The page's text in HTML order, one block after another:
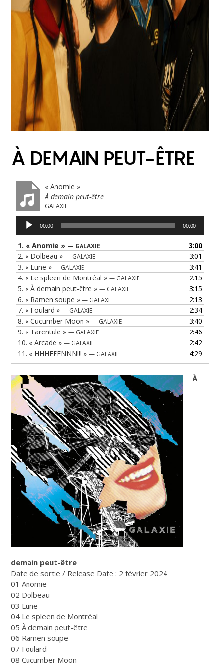
À DEMAIN PEUT-ÊTRE
« Anomie »
À demain peut-être
GALAXIE
Lecteur
audio
00:00 00:00
1. « Anomie » — GALAXIE
3:00
2. « Dolbeau »— GALAXIE
3:01
3. « Lune »— GALAXIE
3:41
4. « Le spleen de Montréal »— GALAXIE
2:15
5. « À demain peut-être »— GALAXIE
3:15
6. « Ramen soupe »— GALAXIE
2:13
7. « Foulard »— GALAXIE
2:34
8. « Cucumber Moon »— GALAXIE
3:40
9. « Tarentule »— GALAXIE
2:46
10. « Arcade »— GALAXIE
2:42
11. « HHHEEENNN!!! »— GALAXIE 4:29
À
demain peut-être
Date de sortie / Release Date : 2 février 2024
01 Anomie
02 Dolbeau
03 Lune
04 Le spleen de Montréal
05 À demain peut-être
06 Ramen soupe
07 Foulard
08 Cucumber Moon